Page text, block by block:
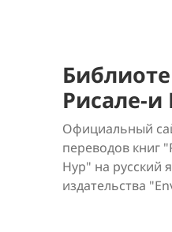
Рисале-и
Официальный
переводов книг
Нур" на русский
издательства